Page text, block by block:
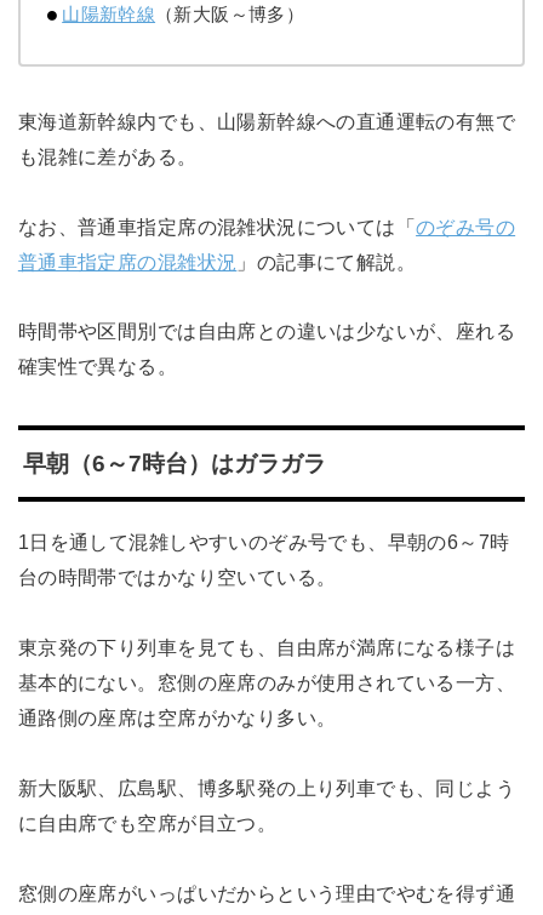
山陽新幹線 （新大阪～博多）
東海道新幹線内でも、山陽新幹線への直通運転の有無で
も混雑に差がある。
なお、普通車指定席の混雑状況については「のぞみ号の
普通車指定席の混雑状況 」の記事にて解説。
時間帯や区間別では自由席との違いは少ないが、座れる
確実性で異なる。
早朝（6～7時台）はガラガラ
1日を通して混雑しやすいのぞみ号でも、早朝の6～7時
台の時間帯ではかなり空いている。
東京発の下り列車を見ても、自由席が満席になる様子は
基本的にない。窓側の座席のみが使用されている一方、
通路側の座席は空席がかなり多い。
新大阪駅、広島駅、博多駅発の上り列車でも、同じよう
に自由席でも空席が目立つ。
窓側の座席がいっぱいだからという理由でやむを得ず通